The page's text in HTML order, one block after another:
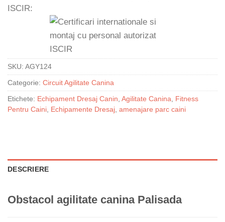
ISCIR:
SKU: AGY124
Categorie: Circuit Agilitate Canina
Etichete: Echipament Dresaj Canin Agilitate Canina
Fitness
Pentru Caini Echipamente Dresaj amenajare parc caini
DESCRIERE
Obstacol agilitate canina Palisada